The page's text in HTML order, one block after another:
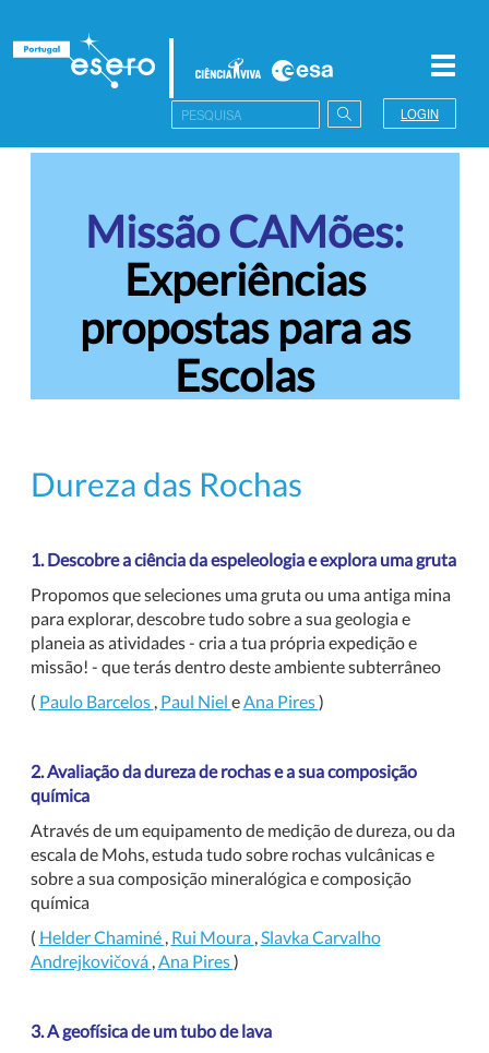
LOGIN
Missão CAMões:
Experiências
propostas para as
Escolas
Dureza das Rochas
1. Descobre a ciência da espeleologia e explora uma gruta
Propomos que seleciones uma gruta ou uma antiga mina
para explorar, descobre tudo sobre a sua geologia e
planeia as atividades - cria a tua própria expedição e
missão! - que terás dentro deste ambiente subterrâneo
( Paulo Barcelos , Paul Niel eAna Pires)
2. Avaliação da dureza de rochas e a sua composição
química
Através de um equipamento de medição de dureza, ou da
escala de Mohs, estuda tudo sobre rochas vulcânicas e
sobre a sua composição mineralógica e composição
química
( Helder Chaminé , Rui Moura ,Slavka Carvalho
Andrejkovičová ,Ana Pires)
3. A geofísica de um tubo de lava